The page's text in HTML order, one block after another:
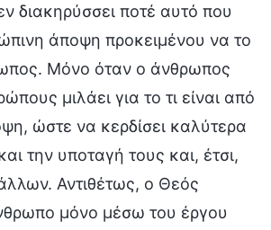
διακηρύσσει ποτέ αυτό που
άποψη προκειμένου να το
Μόνο όταν ο άνθρωπος
μιλάει για το τι είναι από
ώστε να κερδίσει καλύτερα
την υποταγή τους και, έτσι,
Αντιθέτως, ο Θεός
μόνο μέσω του έργου